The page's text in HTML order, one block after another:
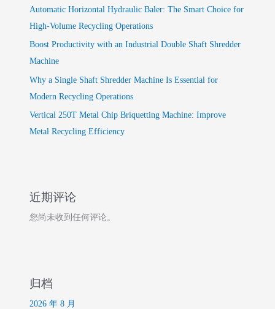
Automatic Horizontal Hydraulic Baler: The Smart Choice for
High-Volume Recycling Operations
Boost Productivity with an Industrial Double Shaft Shredder
Machine
Why a Single Shaft Shredder Machine Is Essential for
Modern Recycling Operations
Vertical 250T Metal Chip Briquetting Machine: Improve
Metal Recycling Efficiency
近期评论
您尚未收到任何评论。
归档
2026 年 8 月